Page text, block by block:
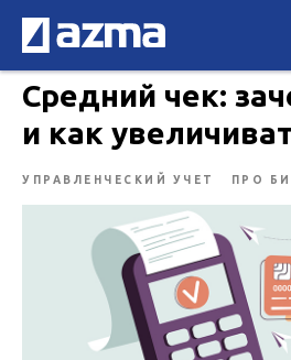
Средний чек:
и как
УПРАВЛЕНЧЕСКИЙ УЧЕТ ПРО